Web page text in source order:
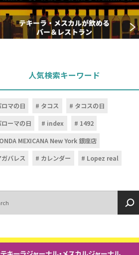
人気検索キーワード
ロマの日 タコス
タコスの日
ローマの日
index
1492
MEXICANA New York 銀座店
ガバレス
カレンダー Lopez real